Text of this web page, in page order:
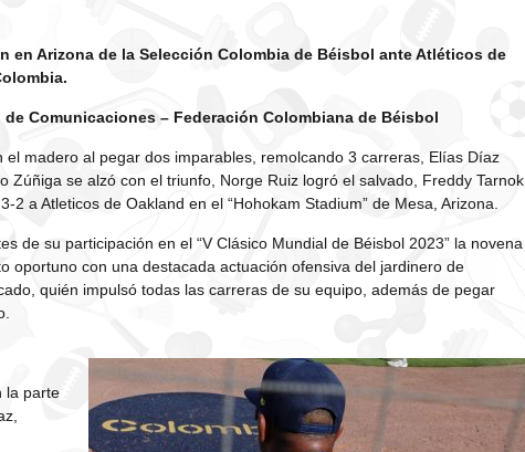
en Arizona de la Selección Colombia de Béisbol ante Atléticos de
Comunicaciones – Federación Colombiana de Béisbol
madero al pegar dos imparables, remolcando 3 carreras, Elías Díaz
Zúñiga se alzó con el triunfo, Norge Ruiz logró el salvado, Freddy Tarnok
2 a Atleticos de Oakland en el “Hohokam Stadium” de Mesa, Arizona.
de su participación en el “V Clásico Mundial de Béisbol 2023” la novena
oportuno con una destacada actuación ofensiva del jardinero de
quién impulsó todas las carreras de su equipo, además de pegar
la parte